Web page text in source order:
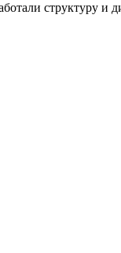
структуру и